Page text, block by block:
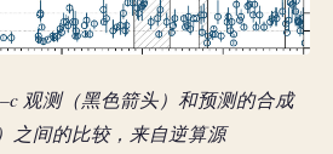
观测（黑色箭头）和预测的合成
之间的比较，来自逆算源